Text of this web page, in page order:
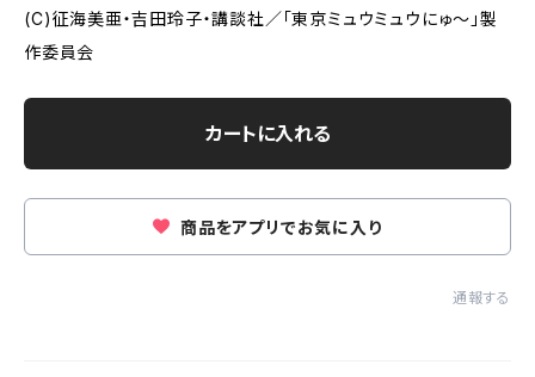
(C)征海美亜・吉田玲子・講談社／「東京ミュウミュウにゅ～」製
作委員会
カートに入れる
商品をアプリでお気に入り
通報する